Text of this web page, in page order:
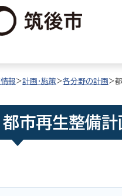
報>計画・施策>各分野の計画>
都市再生整備計